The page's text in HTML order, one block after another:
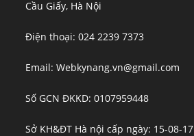
Cầu Giấy, Hà Nội
Điện thoại: 024 2239 7373
Email: Webkynang.vn@gmail.com
Số GCN ĐKKD: 0107959448
Sở KH&ĐT Hà nội cấp ngày: 15-08-17